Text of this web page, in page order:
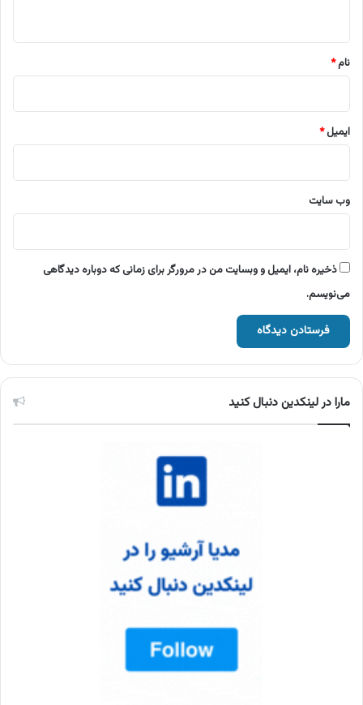
نام*
ایمیل*
وب‌ سایت
ذخیره نام، ایمیل و وبسایت من در مرورگر برای زمانی که دوباره دیدگاهی
می‌نویسم.
مارا در لینکدین دنبال کنید